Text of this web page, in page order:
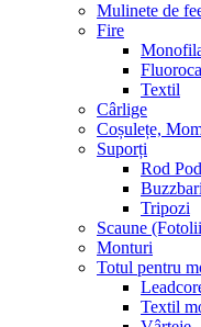
Mulinete de
Fire
Textil
Cârlige
Coșulețe,
Suporți
Rod
Buzzbari
Tripozi
Scaune
Monturi
Totul pentru
Textil